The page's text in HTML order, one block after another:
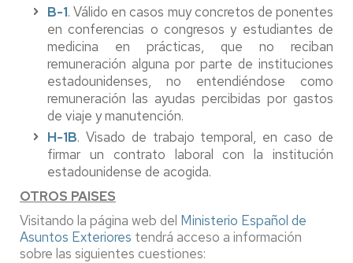
B-1. Válido en casos muy concretos de ponentes
en conferencias o congresos y estudiantes de
medicina en prácticas, que no reciban
remuneración alguna por parte de instituciones
estadounidenses, no entendiéndose como
remuneración las ayudas percibidas por gastos
de viaje y manutención.
H-1B. Visado de trabajo temporal, en caso de
firmar un contrato laboral con la institución
estadounidense de acogida.
OTROS PAISES
Visitando la página web del Ministerio Español de
Asuntos Exteriores tendrá acceso a información
sobre las siguientes cuestiones: